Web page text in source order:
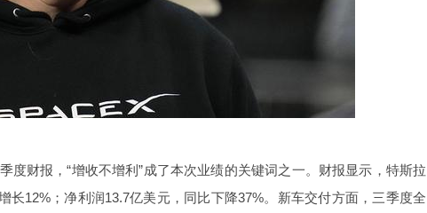
度财报，“增收不增利”成了本次业绩的关键词之一。财报显示，特斯拉
长12%；净利润13.7亿美元，同比下降37%。新车交付方面，三季度全